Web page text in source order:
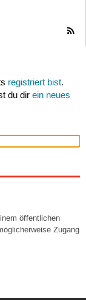
registriert bist.
du dir ein neues
öffentlichen
Zugang